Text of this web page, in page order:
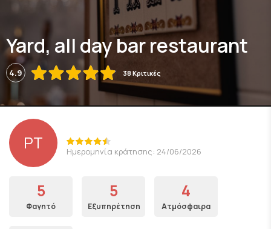
Yard, all day bar restaurant
4.9 38 Κριτικές
PT Ημερομηνία κράτησης: 24/06/2026
5
Φαγητό
5
Εξυπηρέτηση
4
Ατμόσφαιρα